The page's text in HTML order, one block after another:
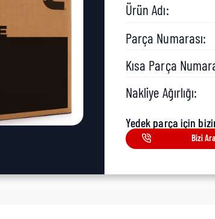
Ürün Adı:
Parça Numarası:
Kısa Parça
Nakliye Ağırlığı:
Yedek parça için
Bizi